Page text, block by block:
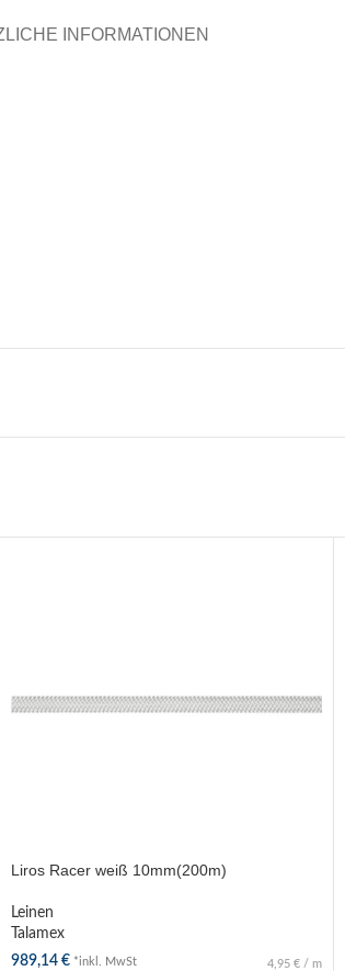
INFORMATIONEN
Liros Racer weiß 10mm(200m)
Leinen
Talamex
989,14 € *inkl. MwSt 4,95 € / m